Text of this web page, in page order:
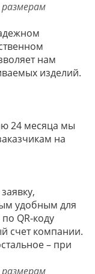
нам
изделий.
24 месяца мы
на
удобным для
QR-коду
счет компании.
– при